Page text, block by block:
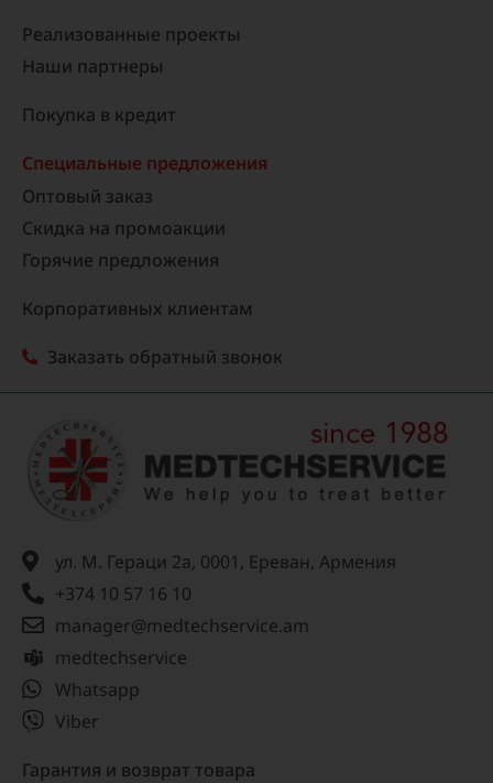
Реализованные проекты
Наши партнеры
Покупка в кредит
Специальные предложения
Оптовый заказ
Скидка на промоакции
Горячие предложения
Корпоративных клиентам
Заказать обратный звонок
ул. М. Гераци 2а, 0001, Ереван, Армения
+374 10 57 16 10
manager@medtechservice.am
medtechservice
Whatsapp
Viber
Гарантия и возврат товара